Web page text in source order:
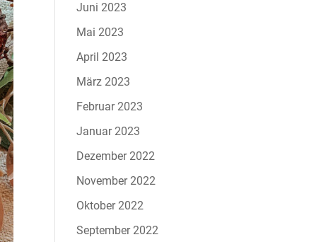
Juni 2023
Mai 2023
April 2023
März 2023
Februar 2023
Januar 2023
Dezember 2022
November 2022
Oktober 2022
September 2022